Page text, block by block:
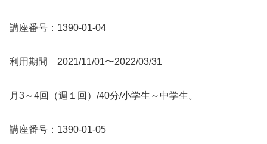
講座番号：1390-01-04
利用期間 2021/11/01〜2022/03/31
月3～4回（週１回）/40分/小学生～中学生。
講座番号：1390-01-05